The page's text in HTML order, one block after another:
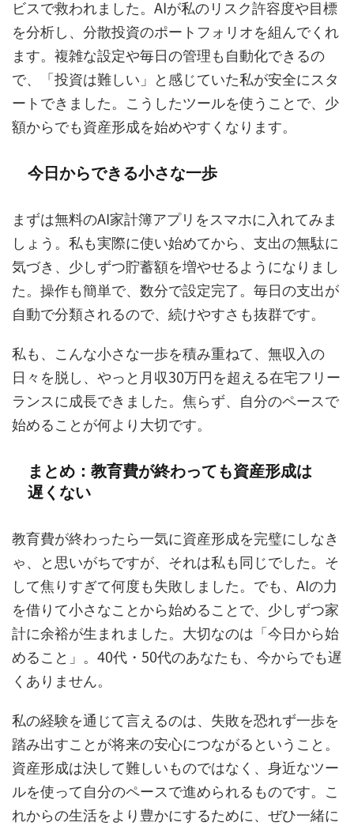
ビスで救われました。AIが私のリスク許容度や目標
を分析し、分散投資のポートフォリオを組んでくれ
ます。複雑な設定や毎日の管理も自動化できるの
で、「投資は難しい」と感じていた私が安全にスタ
ートできました。こうしたツールを使うことで、少
額からでも資産形成を始めやすくなります。
今日からできる小さな一歩
まずは無料のAI家計簿アプリをスマホに入れてみま
しょう。私も実際に使い始めてから、支出の無駄に
気づき、少しずつ貯蓄額を増やせるようになりまし
た。操作も簡単で、数分で設定完了。毎日の支出が
自動で分類されるので、続けやすさも抜群です。
私も、こんな小さな一歩を積み重ねて、無収入の
日々を脱し、やっと月収30万円を超える在宅フリー
ランスに成長できました。焦らず、自分のペースで
始めることが何より大切です。
まとめ：教育費が終わっても資産形成は
遅くない
教育費が終わったら一気に資産形成を完璧にしなき
ゃ、と思いがちですが、それは私も同じでした。そ
して焦りすぎて何度も失敗しました。でも、AIの力
を借りて小さなことから始めることで、少しずつ家
計に余裕が生まれました。大切なのは「今日から始
めること」。40代・50代のあなたも、今からでも遅
くありません。
私の経験を通じて言えるのは、失敗を恐れず一歩を
踏み出すことが将来の安心につながるということ。
資産形成は決して難しいものではなく、身近なツー
ルを使って自分のペースで進められるものです。こ
れからの生活をより豊かにするために、ぜひ一緒に